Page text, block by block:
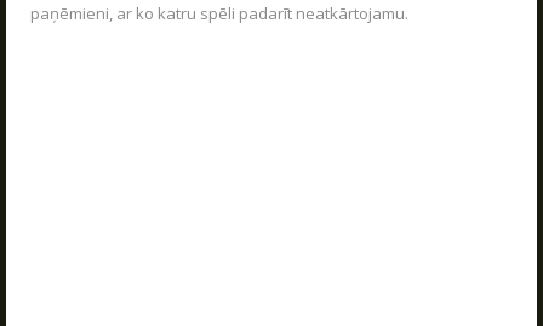
paņēmieni, ar ko katru spēli padarīt neatkārtojamu.